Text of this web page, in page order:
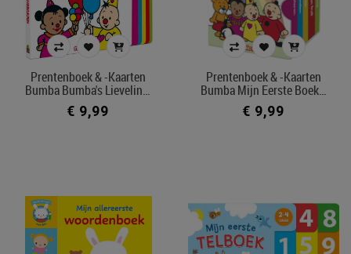
Prentenboek & -kaarten
Bumba Bumba's Lievelin…
€ 9,99
Prentenboek & -kaarten
Bumba Mijn Eerste Boek…
€ 9,99